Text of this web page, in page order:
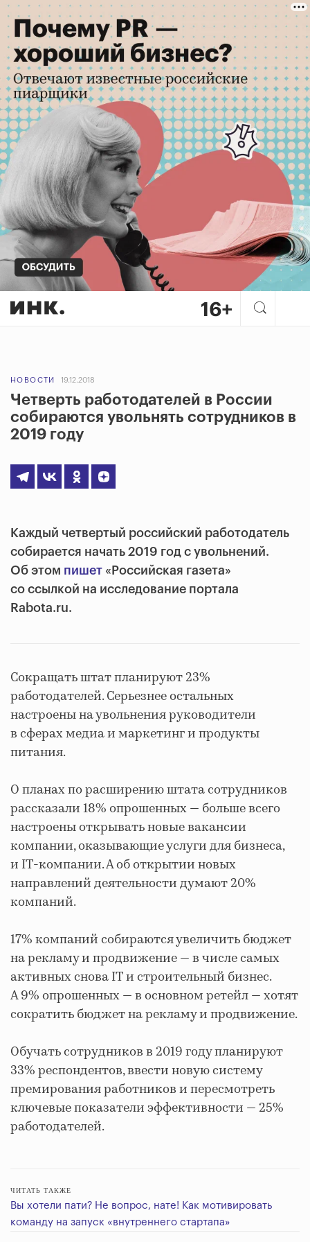
НОВОСТИ 19.12.2018
Четверть работодателей в России
собираются увольнять сотрудников в
2019 году
Каждый четвертый российский работодатель
собирается начать 2019 год с увольнений.
Об этом пишет «Российская газета»
со ссылкой на исследование портала
Rabota.ru.
Сокращать штат планируют 23%
работодателей. Серьезнее остальных
настроены на увольнения руководители
в сферах медиа и маркетинг и продукты
питания.
О планах по расширению штата сотрудников
рассказали 18% опрошенных — больше всего
настроены открывать новые вакансии
компании, оказывающие услуги для бизнеса,
и IT-компании. А об открытии новых
направлений деятельности думают 20%
компаний.
17% компаний собираются увеличить бюджет
на рекламу и продвижение — в числе самых
активных снова IT и строительный бизнес.
А 9% опрошенных — в основном ретейл — хотят
сократить бюджет на рекламу и продвижение.
Обучать сотрудников в 2019 году планируют
33% респондентов, ввести новую систему
премирования работников и пересмотреть
ключевые показатели эффективности — 25%
работодателей.
ЧИТАТЬ ТАКЖЕ
Вы хотели пати? Не вопрос, нате! Как мотивировать
команду на запуск «внутреннего стартапа»